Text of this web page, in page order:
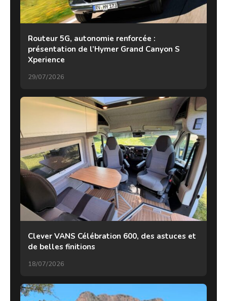
Routeur 5G, autonomie renforcée :
présentation de l’Hymer Grand Canyon S
Xperience
29/07/2026
Clever VANS Célébration 600, des astuces et
de belles finitions
18/07/2026